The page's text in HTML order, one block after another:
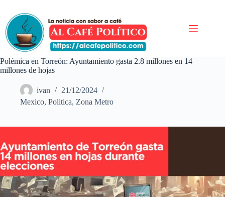
contenido
Polémica en Torreón: Ayuntamiento gasta 2.8 millones en 14
millones de hojas
ivan
21/12/2024
Mexico, Politica, Zona Metro